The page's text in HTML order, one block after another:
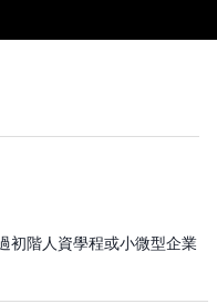
初階人資學程或小微型企業